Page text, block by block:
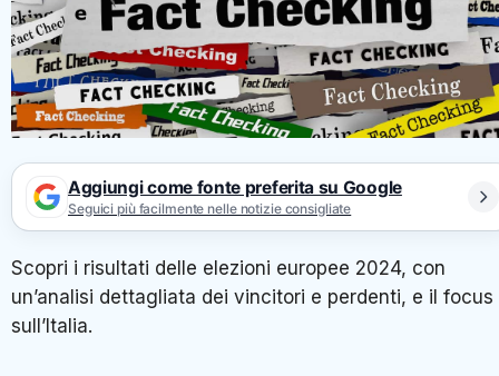
Aggiungi come fonte preferita su Google
Seguici più facilmente nelle notizie consigliate
Scopri i risultati delle elezioni europee 2024, con
un’analisi dettagliata dei vincitori e perdenti, e il focus
sull’Italia.